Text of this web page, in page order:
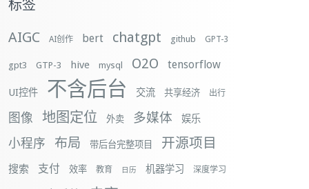
标签
AIGC
AI创作 bert chatgpt github GPT-3
gpt3 GTP-3 hive mysql O2O tensorflow
UI控件 不含后台 交流 共享经济 出行
图像 地图定位 外卖 多媒体 娱乐
小程序 布局 带后台完整项目 开源项目
搜索 支付 效率 教育 日历 机器学习 深度学习